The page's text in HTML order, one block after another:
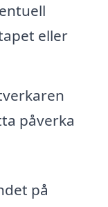
eller
påverka
på